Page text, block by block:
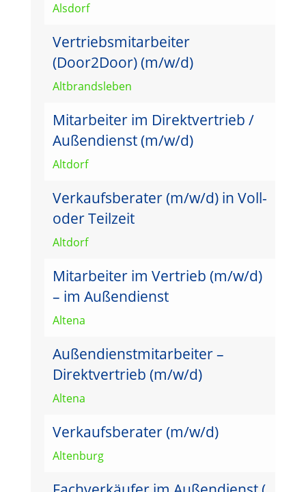
Alsdorf
Vertriebsmitarbeiter
(Door2Door) (m/w/d)
Altbrandsleben
Mitarbeiter im Direktvertrieb /
Außendienst (m/w/d)
Altdorf
Verkaufsberater (m/w/d) in Voll-
oder Teilzeit
Altdorf
Mitarbeiter im Vertrieb (m/w/d)
– im Außendienst
Altena
Außendienstmitarbeiter –
Direktvertrieb (m/w/d)
Altena
Verkaufsberater (m/w/d)
Altenburg